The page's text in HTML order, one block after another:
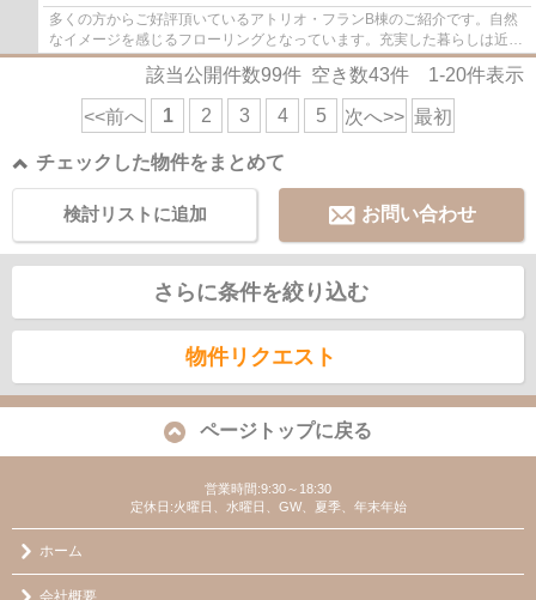
多くの方からご好評頂いているアトリオ・フランB棟のご紹介です。自然
なイメージを感じるフローリングとなっています。充実した暮らしは近鉄
大阪線大和高田周辺で実現しませんか。0745...
該当公開件数99件 空き数43件 1-20件表示
<<前へ 1 2 3 4 5 次へ>> 最初
チェックした物件をまとめて
お問い合わせ
検討リストに追加
さらに条件を絞り込む
物件リクエスト
ページトップに戻る
営業時間:9:30～18:30
定休日:火曜日、水曜日、GW、夏季、年末年始
ホーム
会社概要